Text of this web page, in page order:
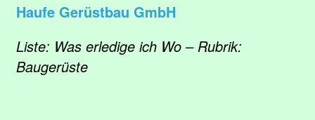
Haufe Gerüstbau GmbH
Liste: Was erledige ich Wo – Rubrik:
Baugerüste